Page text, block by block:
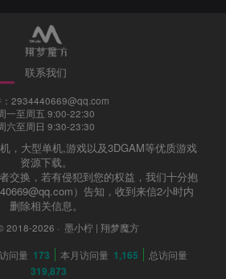
开本站会员，你可以自己去找，游戏
做收集整理，并录制安装教程）
下载，请注册并开通本站会员
联系我们
：2934440669@qq.com
一至周五 9:00-22:30
六至周日 9:30-23:30
，大型单机,游戏以及3DGAM等优质游戏
资源下载。
交换，若有侵犯到您的权益，我们十分抱
）告知，收到来信2小时内
删除相关信息。
2018-2026 · 墨小柠 | 翔梦魔方
问量 173 本月访问量 1,165 总访问量
319,873